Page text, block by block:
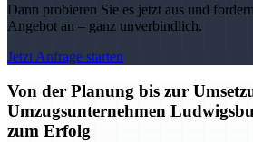
Dann probieren Sie es jetzt aus und
Angebot an – ganz unverbindlich.
Jetzt Anfrage starten
Von der Planung bis zur
Umzugsunternehmen
zum Erfolg